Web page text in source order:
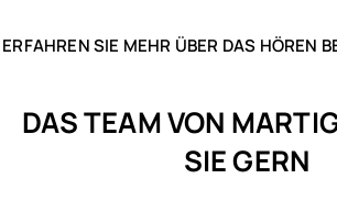
ERFAHREN SIE MEHR ÜBER DAS HÖREN
DAS TEAM VON
SIE GERN